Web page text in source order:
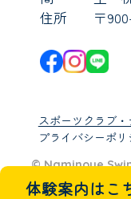
体験案内はこ
住所
〒
スポーツクラブ・
プライバシーポリ
© Naminoue